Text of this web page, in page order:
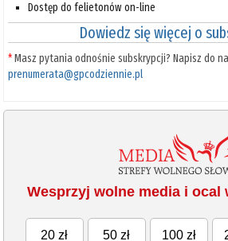
Dostęp do felietonów on-line
Dowiedz się więcej o
*Masz pytania odnośnie subskrypcji? Napisz do
prenumerata@gpcodziennie.pl
Wesprzyj wolne media i ocal
20 zł 50 zł 100 zł